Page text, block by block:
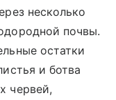
несколько
почвы.
остатки
и ботва
червей,